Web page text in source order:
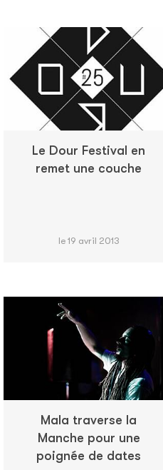
Le Dour Festival en
remet une couche
le 19 avril 2013
Mala traverse la
Manche pour une
poignée de dates